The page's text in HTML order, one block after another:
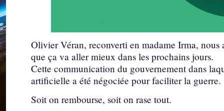
Olivier Véran, reconverti en madame Irma,
que ça va aller mieux dans les prochains jours.
Cette communication du gouvernement dans
artificielle a été négociée pour faciliter la guerre.
Soit on rembourse, soit on rase tout.